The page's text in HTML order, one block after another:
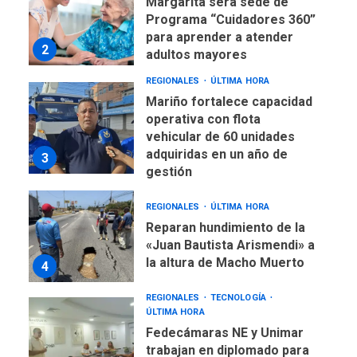
3
REGIONALES ÚLTIMA HORA
Mariño fortalece capacidad
operativa con flota
vehicular de 60 unidades
adquiridas en un año de
gestión
4
REGIONALES ÚLTIMA HORA
Reparan hundimiento de la
«Juan Bautista Arismendi» a
5
REGIONALES
TECNOLOGÍA
ÚLTIMA HORA
Fedecámaras NE y Unimar
creación y manejo de
estadísticas de turismo
REGIONALES ÚLTIMA HORA